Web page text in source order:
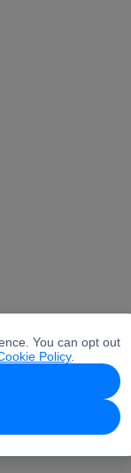
You can opt out
Policy.